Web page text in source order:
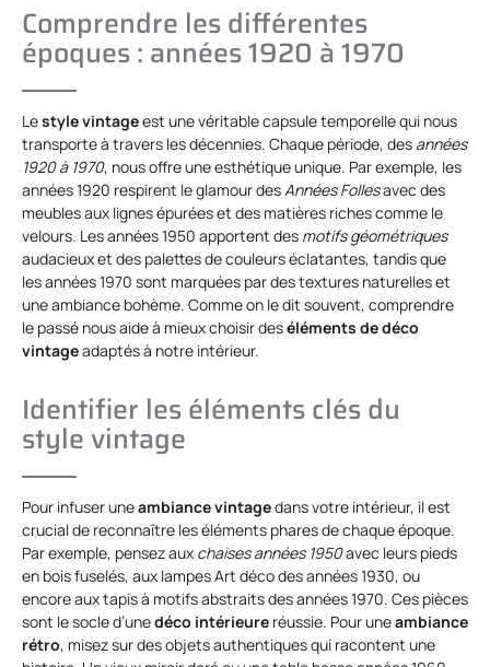
Comprendre les différentes
époques : années 1920 à 1970
Lestyle vintageest une véritable capsule temporelle qui nous
transporte à travers les décennies. Chaque période, des années
1920 à 1970, nous offre une esthétique unique. Par exemple, les
années 1920 respirent le glamour desAnnées Follesavec des
meubles aux lignes épurées et des matières riches comme le
velours. Les années 1950 apportent des motifs géométriques
audacieux et des palettes de couleurs éclatantes, tandis que
les années 1970 sont marquées par des textures naturelles et
une ambiance bohème. Comme on le dit souvent, comprendre
le passé nous aide à mieux choisir deséléments de déco
vintageadaptés à notre intérieur.
Identifier les éléments clés du
style vintage
Pour infuser uneambiance vintagedans votre intérieur, il est
crucial de reconnaître les éléments phares de chaque époque.
Par exemple, pensez aux chaises années 1950avec leurs pieds
en bois fuselés, aux lampes Art déco des années 1930, ou
encore aux tapis à motifs abstraits des années 1970. Ces pièces
sont le socle d’unedéco intérieure réussie. Pour uneambiance
rétro, misez sur des objets authentiques qui racontent une